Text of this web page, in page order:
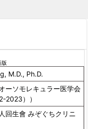
版
M.D., Ph.D.
ーソモレキュラー医学会
2023））
回生會 みぞぐちクリニ